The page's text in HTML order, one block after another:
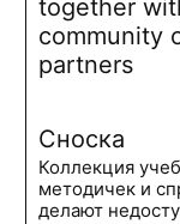
together
community
partners
Сноска
Коллекция
методичек и
делают